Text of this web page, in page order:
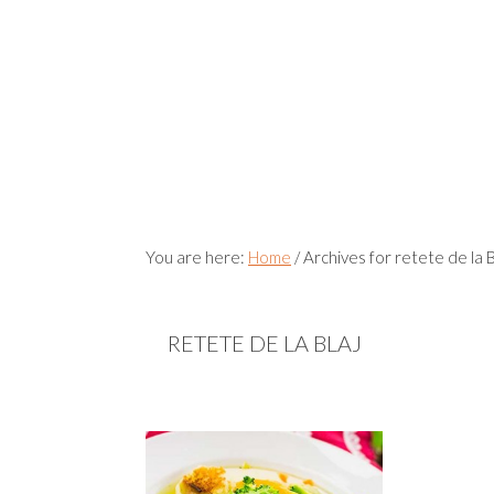
You are here: Home /Archives for retete de la
RETETE DE LA BLAJ